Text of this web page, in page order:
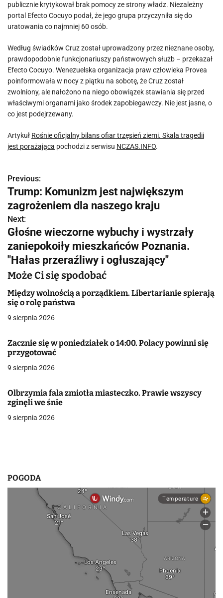
publicznie krytykował brak pomocy ze strony władz. Niezależny
portal Efecto Cocuyo podał, że jego grupa przyczyniła się do
uratowania co najmniej 60 osób.
Według świadków Cruz został uprowadzony przez nieznane osoby,
prawdopodobnie funkcjonariuszy państwowych służb – przekazał
Efecto Cocuyo. Wenezuelska organizacja praw człowieka Provea
poinformowała w nocy z piątku na sobotę, że Cruz został
zwolniony, ale nałożono na niego obowiązek stawiania się przed
właściwymi organami jako środek zapobiegawczy. Nie jest jasne, o
co jest podejrzewany.
Artykuł Rośnie oficjalny bilans ofiar trzęsień ziemi. Skala tragedii
jest porażająca pochodzi z serwisu NCZAS.INFO.
N
a
w
i
g
a
c
j
w
p
i
s
Previous:
Trump: Komunizm jest największym
zagrożeniem dla naszego kraju
Next:
Głośne wieczorne wybuchy i wystrzały
zaniepokoiły mieszkańców Poznania.
"Hałas przeraźliwy i ogłuszający"
Może Ci się spodobać
Między wolnością a porządkiem. Libertarianie spierają
się o rolę państwa
9 sierpnia 2026
Zacznie się w poniedziałek o 14:00. Polacy powinni się
przygotować
9 sierpnia 2026
Olbrzymia fala zmiotła miasteczko. Prawie wszyscy
zginęli we śnie
9 sierpnia 2026
POGODA